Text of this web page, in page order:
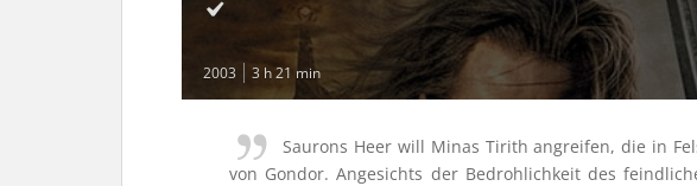
2003 3 h 21 min
Saurons Heer will Minas Tirith angreifen, die in
von Gondor. Angesichts der Bedrohlichkeit des